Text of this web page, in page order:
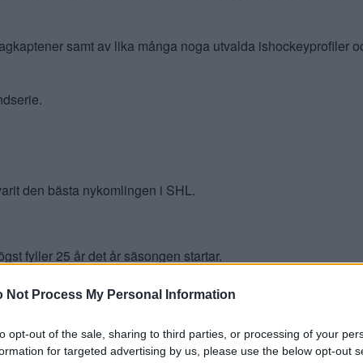
Not Process My Personal Information
opt-out of the sale, sharing to third parties, or processing of your
for targeted advertising by us, please use the below opt-out
samt av lika många noga utvalda ishockeyprofiler
den bästa nykomlingen i SHL.
fyller 25 år det år säsongen startar.
i någon professionell högstaligas grundserie.
i CHL samt ligorna NHL och AHL.